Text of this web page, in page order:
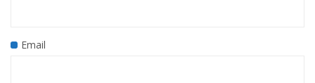
Email